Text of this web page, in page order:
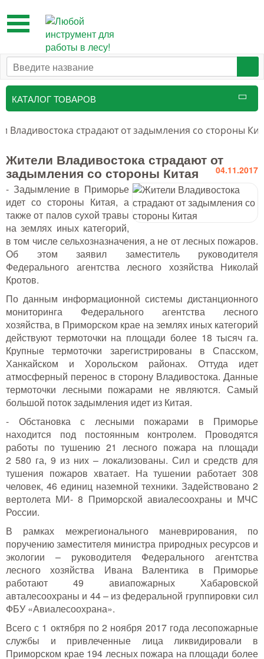
Toggle
navigation
КАТАЛОГ ТОВАРОВ
Маркировочные средства
Бензоинструмент и
принадлежности
Инструмент лесоруба
Аншлаги противопожарные, панно
аренды, знаки
Тушение лесных пожаров
Одежда для работы в лесу
Снаряжение лесника и егеря
Лесовосстановление
Библиотека лесника
GPS-навигация и рации
Оборудование для паркового
хозяйства
Распродажа
Владивостока страдают от задымления со стороны
Жители Владивостока страдают от
задымления со стороны Китая 04.11.2017
- Задымление в Приморье
идет со стороны Китая, а
также от палов сухой травы
на землях иных категорий,
в том числе сельхозназначения, а не от лесных пожаров.
Об этом заявил заместитель руководителя
Федерального агентства лесного хозяйства Николай
Кротов.
По данным информационной системы дистанционного
мониторинга Федерального агентства лесного
хозяйства, в Приморском крае на землях иных категорий
действуют термоточки на площади более 18 тысяч га.
Крупные термоточки зарегистрированы в Спасском,
Ханкайском и Хорольском районах. Оттуда идет
атмосферный перенос в сторону Владивостока. Данные
термоточки лесными пожарами не являются. Самый
большой поток задымления идет из Китая.
- Обстановка с лесными пожарами в Приморье
находится под постоянным контролем. Проводятся
работы по тушению 21 лесного пожара на площади
2 580 га, 9 из них – локализованы. Сил и средств для
тушения пожаров хватает. На тушении работает 308
человек, 46 единиц наземной техники. Задействовано 2
вертолета МИ- 8 Приморской авиалесоохраны и МЧС
России.
В рамках межрегионального маневрирования, по
поручению заместителя министра природных ресурсов и
экологии – руководителя Федерального агентства
лесного хозяйства Ивана Валентика в Приморье
работают 49 авиапожарных Хабаровской
авталесоохраны и 44 – из федеральной группировки сил
ФБУ «Авиалесоохрана».
Всего с 1 октября по 2 ноября 2017 года лесопожарные
службы и привлеченные лица ликвидировали в
Приморском крае 194 лесных пожара на площади более